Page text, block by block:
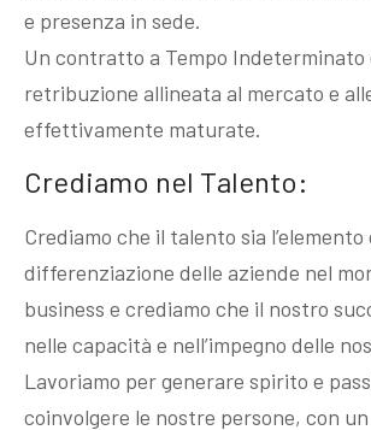
e presenza in sede.
Un contratto a Tempo Indeterminato
retribuzione allineata al mercato e
effettivamente maturate.
Crediamo nel Talento:
Crediamo che il talento sia
differenziazione delle aziende nel
business e crediamo che il nostro
nelle capacità e nell’impegno delle
Lavoriamo per generare spirito e
coinvolgere le nostre persone, con